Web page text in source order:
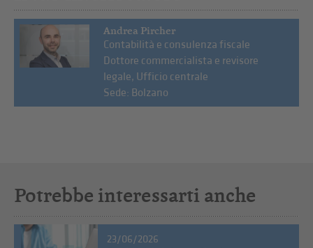
Andrea Pircher
Contabilità e consulenza fiscale
Dottore commercialista e revisore
legale, Ufficio centrale
Sede: Bolzano
Potrebbe interessarti anche
23/06/2026